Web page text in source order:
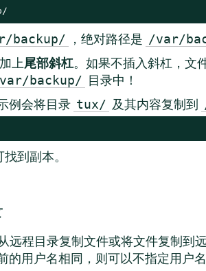
backup/ ，绝对路径是 /var/
上尾部斜杠。如果不插入斜杠，文
backup/ 目录中！
例会将目录 tux/ 及其内容复制到
到副本。
远程目录复制文件或将文件复制到
用户名相同，则可以不指定用户名